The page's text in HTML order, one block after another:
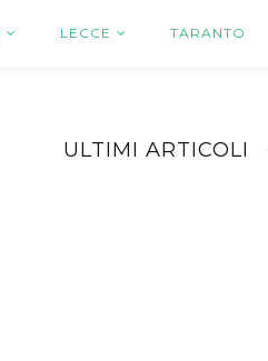
LECCE TARANTO
ULTIMI ARTICOLI